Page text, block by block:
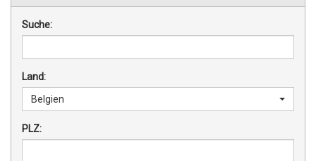
Suche:
Land:
Belgien
PLZ: